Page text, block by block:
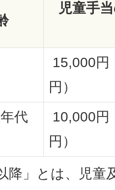
児童手
15,000円
円）
代
10,000円
円）
降」とは、児童